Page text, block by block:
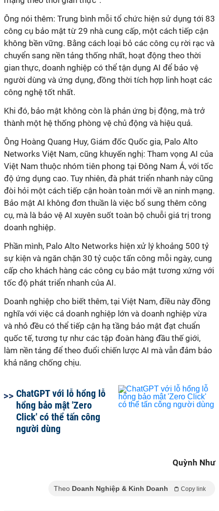
Ông nói thêm: Trung bình mỗi tổ chức hiện sử dụng tới 83
công cụ bảo mật từ 29 nhà cung cấp, một cách tiếp cận
không bền vững. Bằng cách loại bỏ các công cụ rời rạc và
chuyển sang nền tảng thống nhất, hoạt động theo thời
gian thực, doanh nghiệp có thể tận dụng AI để bảo vệ
người dùng và ứng dụng, đồng thời tích hợp linh hoạt các
công nghệ tốt nhất.
Khi đó, bảo mật không còn là phản ứng bị động, mà trở
thành một hệ thống phòng vệ chủ động và hiệu quả.
Ông Hoàng Quang Huy, Giám đốc Quốc gia, Palo Alto
Networks Việt Nam, cũng khuyến nghị: Tham vọng AI của
Việt Nam thuộc nhóm tiên phong tại Đông Nam Á, với tốc
độ ứng dụng cao. Tuy nhiên, đà phát triển nhanh này cũng
đòi hỏi một cách tiếp cận hoàn toàn mới về an ninh mạng.
Bảo mật AI không đơn thuần là việc bổ sung thêm công
cụ, mà là bảo vệ AI xuyên suốt toàn bộ chuỗi giá trị trong
doanh nghiệp.
Phần mình, Palo Alto Networks hiện xử lý khoảng 500 tỷ
sự kiện và ngăn chặn 30 tỷ cuộc tấn công mỗi ngày, cung
cấp cho khách hàng các công cụ bảo mật tương xứng với
tốc độ phát triển nhanh của AI.
Doanh nghiệp cho biết thêm, tại Việt Nam, điều này đồng
nghĩa với việc cả doanh nghiệp lớn và doanh nghiệp vừa
và nhỏ đều có thể tiếp cận hạ tầng bảo mật đạt chuẩn
quốc tế, tương tự như các tập đoàn hàng đầu thế giới,
làm nền tảng để theo đuổi chiến lược AI mà vẫn đảm bảo
khả năng chống chịu.
ChatGPT với lỗ hổng lỗ
hổng bảo mật 'Zero
Click' có thể tấn công
người dùng
Quỳnh Như
Theo Doanh Nghiệp & Kinh Doanh Copy link